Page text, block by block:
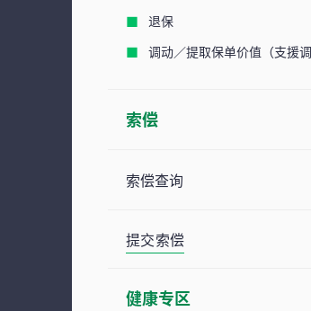
退保
调动／提取保单价值（支援调
索偿
索偿查询
提交索偿
健康专区